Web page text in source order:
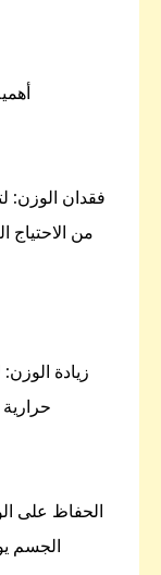
فقدان الوزن:
من الاحتياج
زيادة
الحفاظ على
الجسم